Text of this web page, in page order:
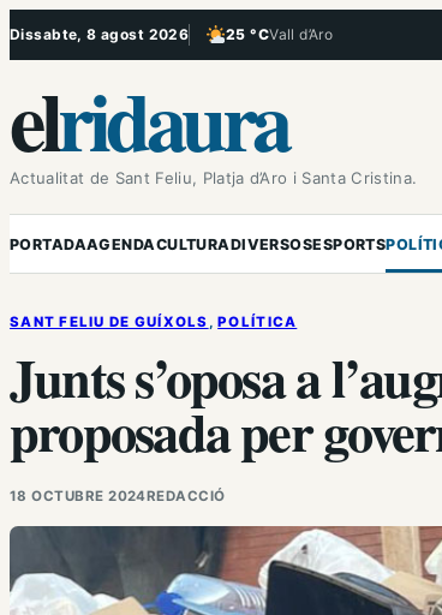
Vés
Dissabte, 8 agost 2026 25 °CVall d’Aro
, Poc ennuvolat
elridaura
Actualitat de Sant Feliu, Platja d’Aro i Santa Cristina.
PORTADAAGENDACULTURADIVERSOSESPORTS
SANT FELIU DE GUÍXOLS , POLÍTICA
Junts s’oposa a
proposada per
18 OCTUBRE 2024REDACCIÓ